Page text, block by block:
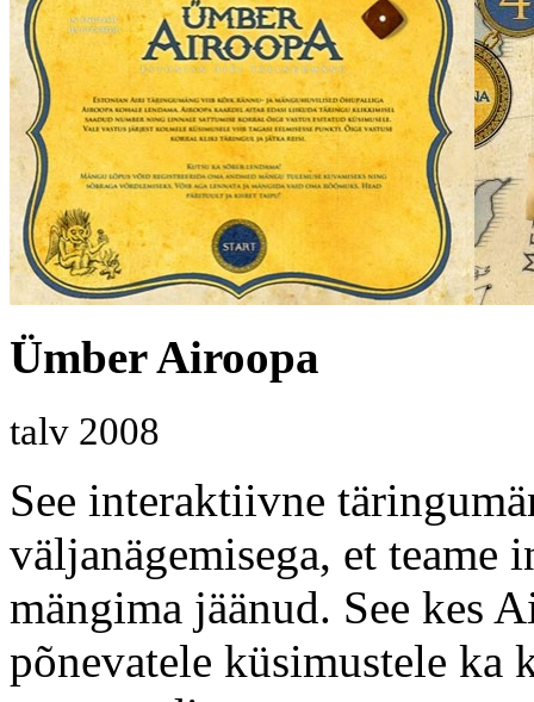
Ümber Airoopa
talv 2008
See interaktiivne
väljanägemisega, et teame
mängima jäänud. See kes
põnevatele küsimustele ka